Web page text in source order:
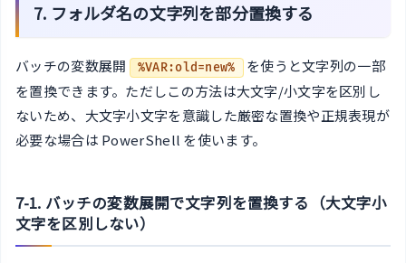
7. フォルダ名の文字列を部分置換する
バッチの変数展開 %VAR:old=new%
を使うと文字列の一部
を置換できます。ただしこの方法は大文字/小文字を区別し
ないため、大文字小文字を意識した厳密な置換や正規表現が
必要な場合は PowerShell を使います。
7-1. バッチの変数展開で文字列を置換する（大文字小
文字を区別しない）